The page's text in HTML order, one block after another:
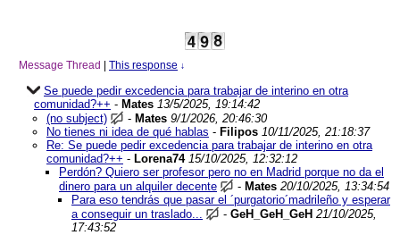
Message Thread This response ↓
Se puede pedir excedencia para trabajar de interino en otra
comunidad?++ - Mates 13/5/2025, 19:14:42
(no subject)
- Mates 9/1/2026, 20:46:30
No tienes ni idea de qué hablas - Filipos 10/11/2025, 21:18:37
Re: Se puede pedir excedencia para trabajar de interino en otra
comunidad?++ - Lorena74 15/10/2025, 12:32:12
Perdón? Quiero ser profesor pero no en Madrid porque no da el
dinero para un alquiler decente
- Mates 20/10/2025, 13:34:54
Para eso tendrás que pasar el ´purgatorio´madrileño y esperar
a conseguir un traslado...
- GeH_GeH_GeH 21/10/2025,
17:43:52